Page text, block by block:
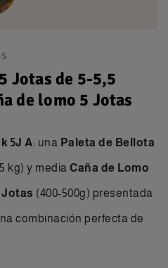
Jotas de 5-5,5
de lomo 5 Jotas
5J A: una Paleta de Bellota
kg) y media Caña de Lomo
Jotas (400-500g) presentada
combinación perfecta de